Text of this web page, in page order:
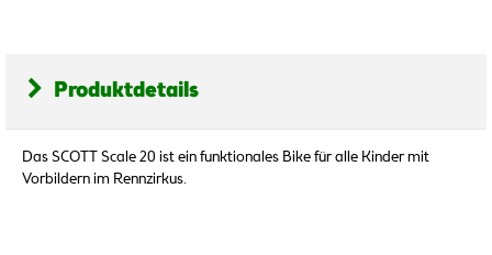
Produktdetails
Das SCOTT Scale 20 ist ein funktionales Bike für alle Kinder mit
Vorbildern im Rennzirkus.